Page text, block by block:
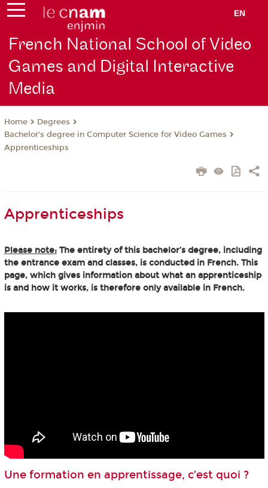
EN
French National School of Video
Games and Digital Interactive
Media
Home
Degrees
Bachelor’s degree in Computer Science for Video Games
Apprenticeships
Apprenticeships
Please note:The entirety of this bachelor’s degree, including
the entrance exam and classes, is conducted in French. This
page, which gives information about what an apprenticeship
is and how it works, is therefore only available in French.
Une formation en apprentissage, c’est quoi ?